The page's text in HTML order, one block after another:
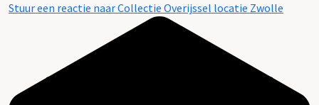
Stuur een reactie naar Collectie Overijssel locatie Zwolle